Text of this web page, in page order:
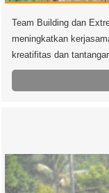
Team Building dan
meningkatkan
kreatifitas dan